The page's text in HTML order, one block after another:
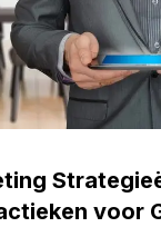
voor